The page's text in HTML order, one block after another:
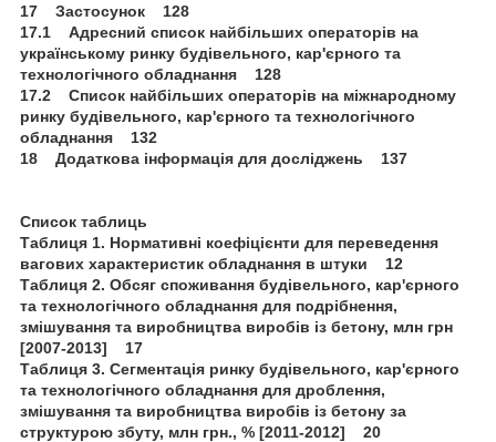
17 Застосунок 128
17.1 Адресний список найбільших операторів на
українському ринку будівельного, кар'єрного та
технологічного обладнання 128
17.2 Список найбільших операторів на міжнародному
ринку будівельного, кар'єрного та технологічного
обладнання 132
18 Додаткова інформація для досліджень 137
Список таблиць
Таблиця 1. Нормативні коефіцієнти для переведення
вагових характеристик обладнання в штуки 12
Таблиця 2. Обсяг споживання будівельного, кар'єрного
та технологічного обладнання для подрібнення,
змішування та виробництва виробів із бетону, млн грн
[2007-2013] 17
Таблиця 3. Сегментація ринку будівельного, кар'єрного
та технологічного обладнання для дроблення,
змішування та виробництва виробів із бетону за
структурою збуту, млн грн., % [2011-2012] 20